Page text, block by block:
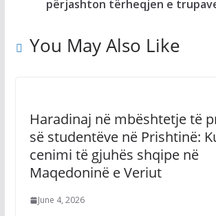
përjashton tërheqjen e
You May Also Like
Haradinaj në mbështetje të
së studentëve në Prishtinë:
cenimi të gjuhës shqipe në
Maqedoninë e Veriut
June 4, 2026